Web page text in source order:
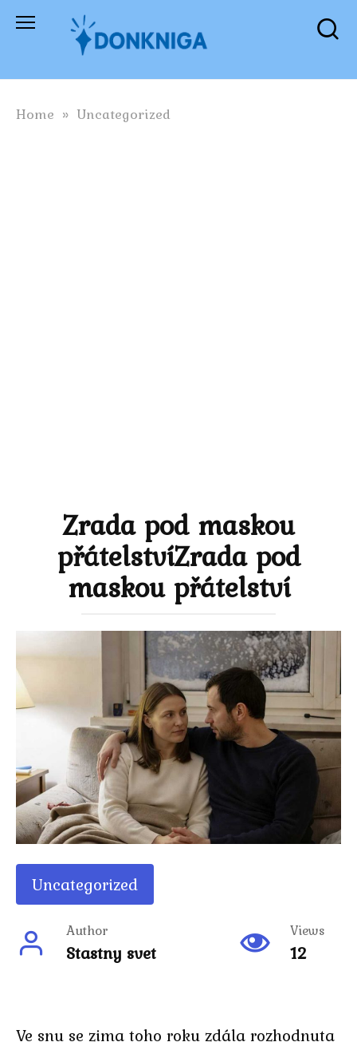
Skip
Home » Uncategorized
Zrada pod maskou
přátelstvíZrada pod
maskou přátelství
Uncategorized
Author
Stastny svet
Views
12
Ve snu se zima toho roku zdála rozhodnuta